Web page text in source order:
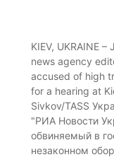
KIEV, UKRAINE
news agency
accused of high
for a hearing at
Sivkov/TASS
"РИА Новости
обвиняемый в
незаконном